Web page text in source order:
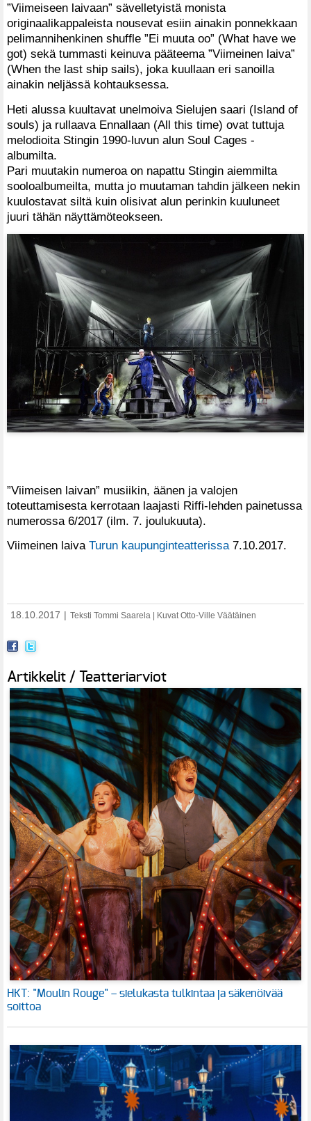
”Viimeiseen laivaan” sävelletyistä monista
originaalikappaleista nousevat esiin ainakin ponnekkaan
pelimannihenkinen shuffle ”Ei muuta oo” (What have we
got) sekä tummasti keinuva pääteema ”Viimeinen laiva”
(When the last ship sails), joka kuullaan eri sanoilla
ainakin neljässä kohtauksessa.
Heti alussa kuultavat unelmoiva Sielujen saari (Island of
souls) ja rullaava Ennallaan (All this time) ovat tuttuja
melodioita Stingin 1990-luvun alun Soul Cages -
albumilta.
Pari muutakin numeroa on napattu Stingin aiemmilta
sooloalbumeilta, mutta jo muutaman tahdin jälkeen nekin
kuulostavat siltä kuin olisivat alun perinkin kuuluneet
juuri tähän näyttämöteokseen.
”Viimeisen laivan” musiikin, äänen ja valojen
toteuttamisesta kerrotaan laajasti Riffi-lehden painetussa
numerossa 6/2017 (ilm. 7. joulukuuta).
Viimeinen laiva Turun kaupunginteatterissa7.10.2017.
18.10.2017 | Teksti Tommi Saarela | Kuvat Otto-Ville Väätäinen
Artikkelit / Teatteriarviot
HKT: "Moulin Rouge" – sielukasta tulkintaa ja säkenöivää
soittoa